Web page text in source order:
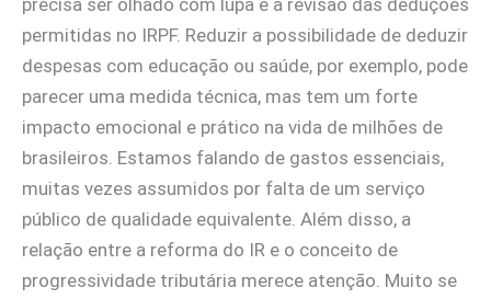
precisa ser olhado com lupa é a revisão das deduções
permitidas no IRPF. Reduzir a possibilidade de deduzir
despesas com educação ou saúde, por exemplo, pode
parecer uma medida técnica, mas tem um forte
impacto emocional e prático na vida de milhões de
brasileiros. Estamos falando de gastos essenciais,
muitas vezes assumidos por falta de um serviço
público de qualidade equivalente. Além disso, a
relação entre a reforma do IR e o conceito de
progressividade tributária merece atenção. Muito se